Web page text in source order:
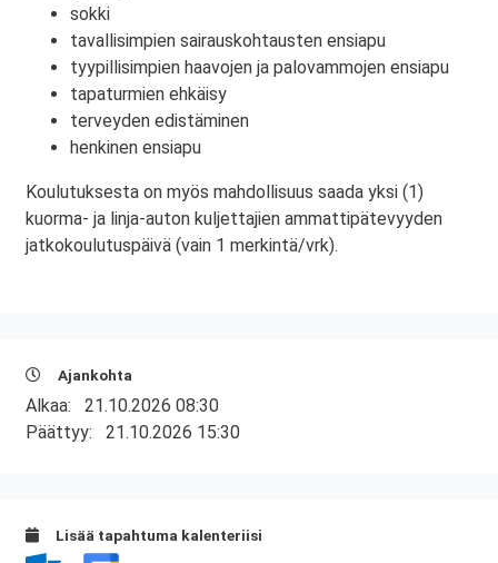
sokki
tavallisimpien sairauskohtausten ensiapu
tyypillisimpien haavojen ja palovammojen ensiapu
tapaturmien ehkäisy
terveyden edistäminen
henkinen ensiapu
Koulutuksesta on myös mahdollisuus saada yksi (1)
kuorma- ja linja-auton kuljettajien ammattipätevyyden
jatkokoulutuspäivä (vain 1 merkintä/vrk).
Ajankohta
Alkaa: 21.10.2026 08:30
Päättyy: 21.10.2026 15:30
Lisää tapahtuma kalenteriisi